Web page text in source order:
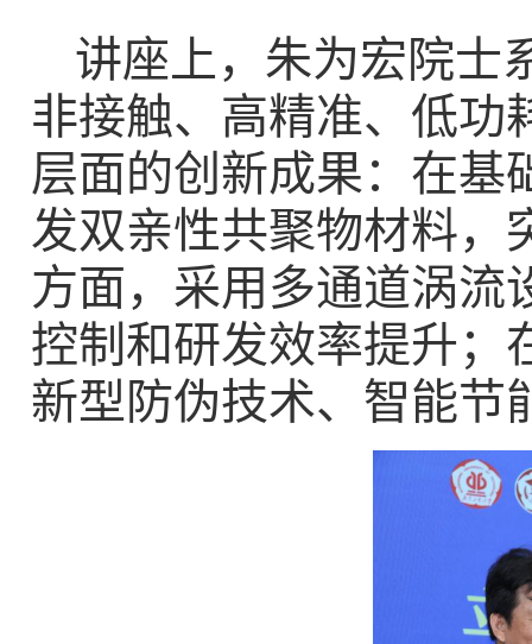
讲座上，朱为宏院士
非接触、高精准、低功
层面的创新成果：在基
发双亲性共聚物材料，
方面，采用多通道涡流
控制和研发效率提升；
新型防伪技术、智能节